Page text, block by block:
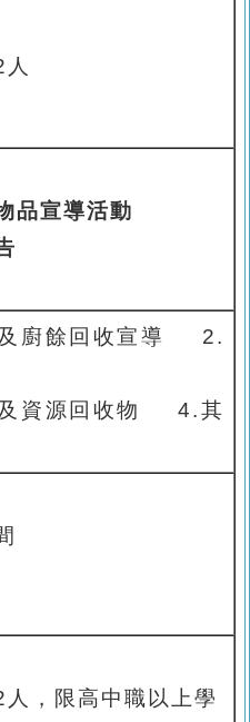
人
品宣導活動
廚餘回收宣導
2.
資源回收物 4.其
人，限高中職以上學